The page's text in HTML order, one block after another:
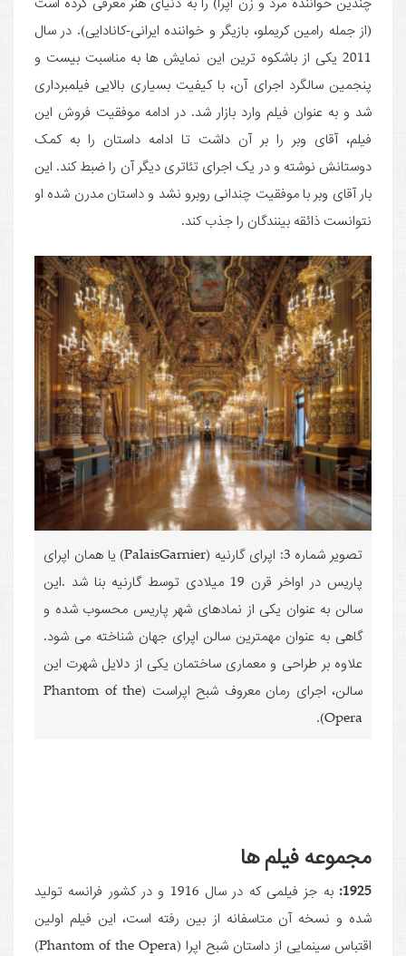
(از جمله رامین کریملو، بازیگر و خواننده ایرانی-کانادایی). در سال
2011 یکی از باشکوه ترین این نمایش ها به مناسبت بیست و
پنجمین سالگرد اجرای آن، با کیفیت بسیاری بالایی فیلمبرداری
شد و به عنوان فیلم وارد بازار شد. در ادامه موفقیت فروش این
فیلم، آقای وبر را بر آن داشت تا ادامه داستان را به کمک
دوستانش نوشته و در یک اجرای تئاتری دیگر آن را ضبط کند. این
بار آقای وبر با موفقیت چندانی روبرو نشد و داستان مدرن شده او
نتوانست ذائقه بینندگان را جذب کند.
تصویر شماره 3: اپرای گارنیه (PalaisGarnier) یا همان اپرای
پاریس در اواخر قرن 19 میلادی توسط گارنیه بنا شد .این
سالن به عنوان یکی از نمادهای شهر پاریس محسوب شده و
گاهی به عنوان مهمترین سالن اپرای جهان شناخته می شود.
علاوه بر طراحی و معماری ساختمان یکی از دلایل شهرت این
سالن، اجرای رمان معروف شبح اپراست (Phantom of the
Opera).
مجموعه فیلم ها
1925:
به جز فیلمی که در سال 1916 و در کشور فرانسه تولید
شده و نسخه آن متاسفانه از بین رفته است، این فیلم اولین
اقتباس سینمایی از داستان شبح اپرا (Phantom of the Opera)